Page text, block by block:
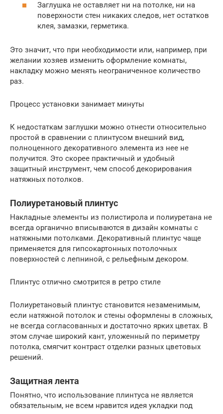
Заглушка не оставляет ни на потолке, ни на
поверхности стен никаких следов, нет остатков
клея, замазки, герметика.
Это значит, что при необходимости или, например, при
желании хозяев изменить оформление комнаты,
накладку можно менять неограниченное количество
раз.
Процесс установки занимает минуты
К недостаткам заглушки можно отнести относительно
простой в сравнении с плинтусом внешний вид,
полноценного декоративного элемента из нее не
получится. Это скорее практичный и удобный
защитный инструмент, чем способ декорирования
натяжных потолков.
Полиуретановый плинтус
Накладные элементы из полистирола и полиуретана не
всегда органично вписываются в дизайн комнаты с
натяжными потолками. Декоративный плинтус чаще
применяется для гипсокартонных потолочных
поверхностей с лепниной, с рельефным декором.
Плинтус отлично смотрится в ретро стиле
Полиуретановый плинтус становится незаменимым,
если натяжной потолок и стены оформлены в сложных,
не всегда согласованных и достаточно ярких цветах. В
этом случае широкий кант, уложенный по периметру
потолка, смягчит контраст отделки разных цветовых
решений.
Защитная лента
Понятно, что использование плинтуса не является
обязательным, не всем нравится идея укладки под